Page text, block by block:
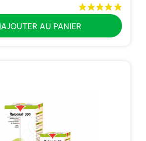
AJOUTER AU PANIER